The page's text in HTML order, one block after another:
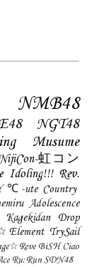
NMB48
NGT48
Musume
虹コン
Idoling!!! Rev.
℃-ute Country
Adolescence
Kagekidan
Drop
TrySail
BiSH Ciao
Ru:Run SDN48